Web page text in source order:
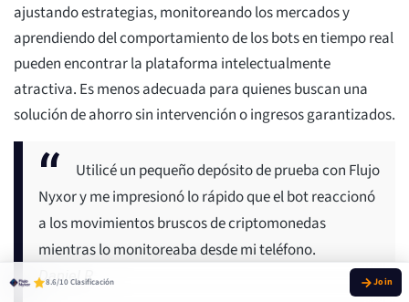
ajustando estrategias, monitoreando los mercados y
aprendiendo del comportamiento de los bots en tiempo real
pueden encontrar la plataforma intelectualmente
atractiva. Es menos adecuada para quienes buscan una
solución de ahorro sin intervención o ingresos garantizados.
Utilicé un pequeño depósito de prueba con Flujo
Nyxor y me impresionó lo rápido que el bot reaccionó
a los movimientos bruscos de criptomonedas
mientras lo monitoreaba desde mi teléfono.
Daniel R.
8.6/10 Clasificación